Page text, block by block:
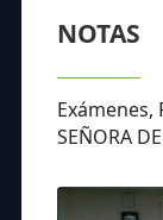
NOTAS
Exámenes,
SEÑORA